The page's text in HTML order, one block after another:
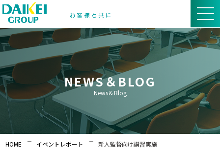
NEWS＆BLOG
News＆Blog
HOME イベントレポート 新人監督向け講習実施